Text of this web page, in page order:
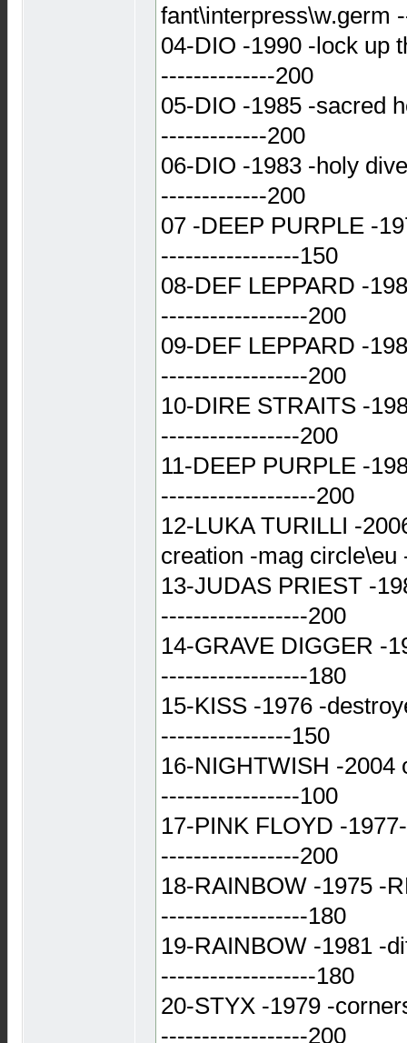
fant\interpress\w.germ
04-DIO -1990 -lock up
--------------200
05-DIO -1985 -sacred
-------------200
06-DIO -1983 -holy
-------------200
07 -DEEP PURPLE -
-----------------150
08-DEF LEPPARD -
------------------200
09-DEF LEPPARD -
------------------200
10-DIRE STRAITS -
-----------------200
11-DEEP PURPLE -
-------------------200
12-LUKA TURILLI -
creation -mag circle\eu
13-JUDAS PRIEST -
------------------200
14-GRAVE DIGGER -
------------------180
15-KISS -1976 -
----------------150
16-NIGHTWISH -
-----------------100
17-PINK FLOYD -
-----------------200
18-RAINBOW -1975 -
------------------180
19-RAINBOW -1981 -
-------------------180
20-STYX -1979 -
------------------200